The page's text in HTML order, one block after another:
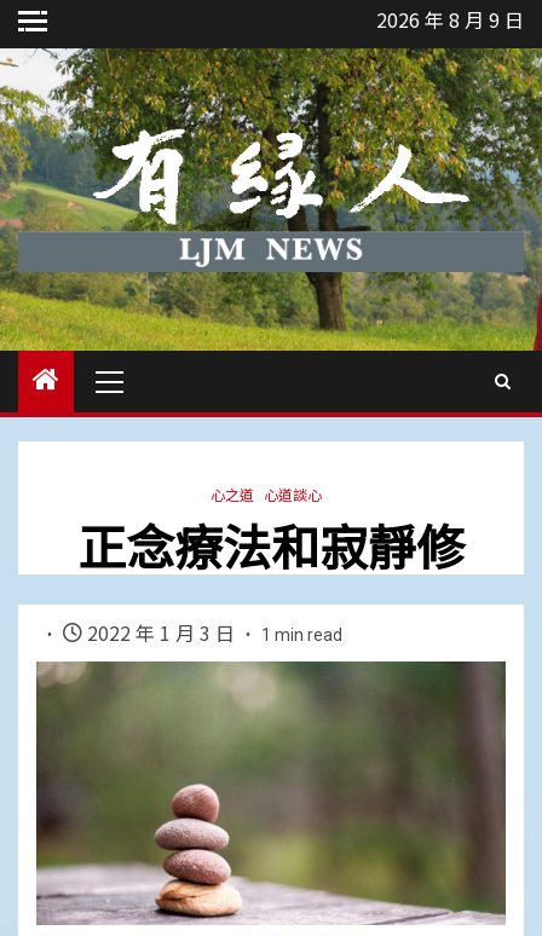
Skip
to
content
2026 年 8 月 9 日
Menu
心之道 心道談心
正念療法和寂靜修
2022 年 1 月 3 日 1 min read